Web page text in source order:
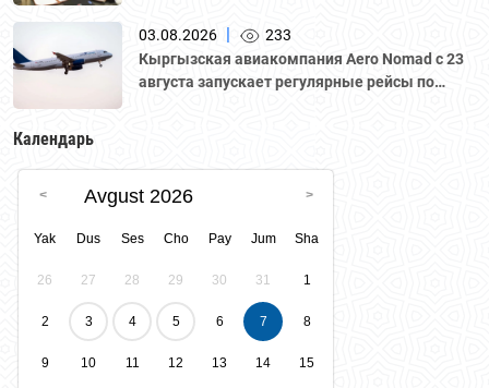
03.08.2026
233
Кыргызская авиакомпания Aero Nomad с 23
августа запускает регулярные рейсы по
Календарь
Avgust 2026
Yak Dus Ses Cho Pay Jum Sha
26 27 28 29 30 31 1
2 3 4 5 6 7 8
9 10 11 12 13 14 15